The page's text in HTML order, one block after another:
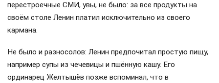
перестроечные СМИ, увы, не было: за все продукты на
своём столе Ленин платил исключительно из своего
кармана.
Не было и разносолов: Ленин предпочитал простую пищу,
например супы из чечевицы и пшённую кашу. Его
ординарец Желтышёв позже вспоминал, что в